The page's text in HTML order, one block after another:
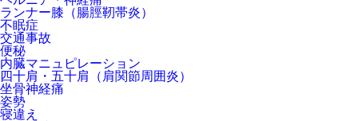
ランナー膝（腸脛靭帯炎）
不眠症
交通事故
便秘
内臓マニュピレーション
四十肩・五十肩（肩関節周囲炎）
坐骨神経痛
姿勢
寝違え